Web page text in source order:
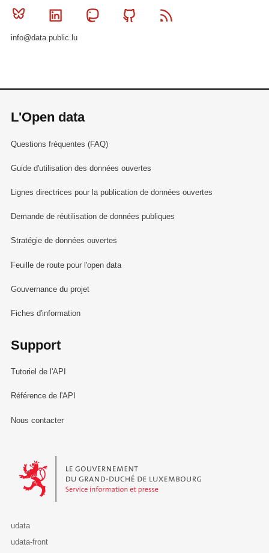
Bluesky Linkedin MastodonGithub
info@data.public.lu
L'Open data
Questions fréquentes (FAQ)
Guide d'utilisation des données ouvertes
Lignes directrices pour la publication de données ouvertes
Demande de réutilisation de données publiques
Stratégie de données ouvertes
Feuille de route pour l'open data
Gouvernance du projet
Fiches d'information
Support
Tutoriel de l'API
Référence de l'API
Nous contacter
Le Gouvernement du Grand-Duché de Luxembourg - Service
udata
udata-front